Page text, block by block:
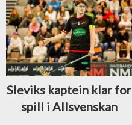
Sleviks kaptein klar for
spill i Allsvenskan